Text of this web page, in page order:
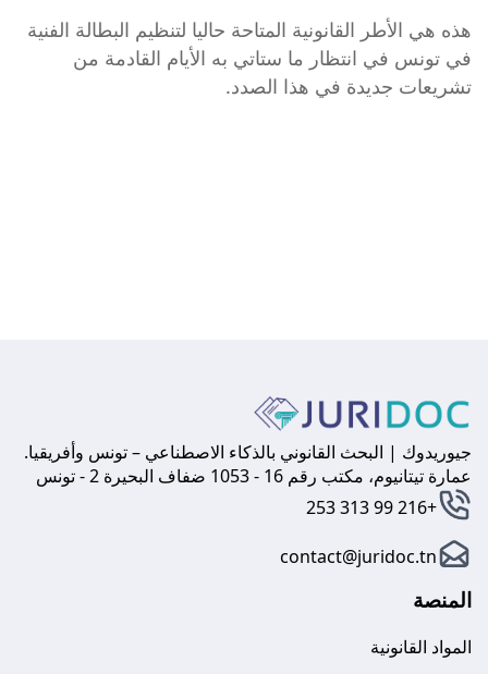
هذه هي الأطر القانونية المتاحة حاليا لتنظيم البطالة الفنية
في تونس في انتظار ما ستاتي به الأيام القادمة من
تشريعات جديدة في هذا الصدد.
جيوريدوك | البحث القانوني بالذكاء الاصطناعي – تونس وأفريقيا.
عمارة تيتانيوم، مكتب رقم 16 - 1053 ضفاف البحيرة 2 - تونس
+216 99 313 253
contact@juridoc.tn
المنصة
المواد القانونية